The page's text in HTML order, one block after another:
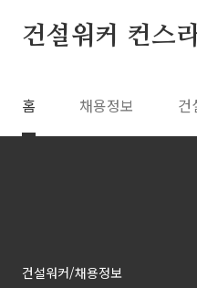
건설워커 컨스
홈 채용정보 건
건설워커/채용정보